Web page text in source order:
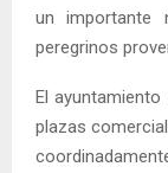
un importante
peregrinos
El
plazas